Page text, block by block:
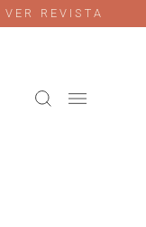
VER REVISTA